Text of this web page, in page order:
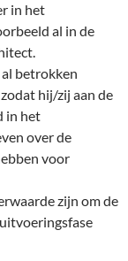
in het
al in de
betrokken
hij/zij aan de
in het
over de
voor
zijn om de